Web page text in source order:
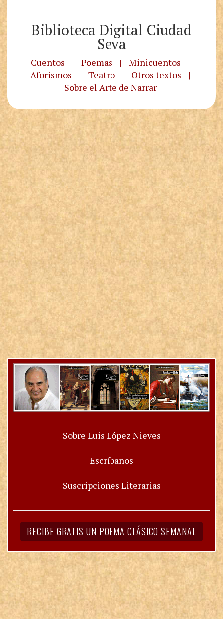
Biblioteca Digital Ciudad
Seva
Cuentos | Poemas | Minicuentos
|
Aforismos
| Teatro | Otros textos
|
Sobre el Arte de Narrar
Sobre Luis López Nieves
Escríbanos
Suscripciones Literarias
RECIBE GRATIS UN POEMA CLÁSICO SEMANAL